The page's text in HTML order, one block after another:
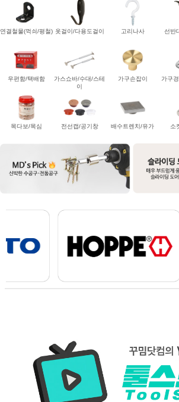
연결철물(꺽쇠/평철) 옷걸이/다용도걸이 고리나사 선반
우편함/택배함
가스쇼바/수대/스테
이
가구손잡이 가구
목다보/목심 전선캡/공기창 배수트렌치/유가 소